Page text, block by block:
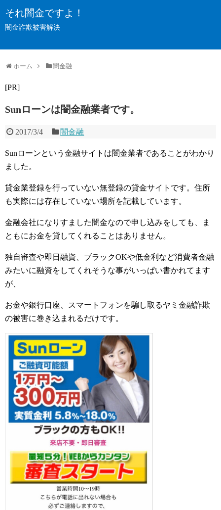
それ闇金ですよ！
闇金詐欺被害解決
ホーム 闇金融
[PR]
Sunローンは闇金融業者です。
2017/3/4 闇金融
Sunローンという金融サイトは闇金業者であることがわかり
ました。
貸金業登録を行っていない無登録の貸金サイトです。住所
も実際には存在していない場所を記載しています。
金融会社になりすました闇金なので申し込みをしても、ま
ともにお金を貸してくれることはありません。
独自審査や即日融資、ブラックOKや低金利など消費者金融
みたいに融資をしてくれそうな事がいっぱい書かれてます
が、
お金や銀行口座、スマートフォンを騙し取るヤミ金融詐欺
の被害に巻き込まれるだけです。